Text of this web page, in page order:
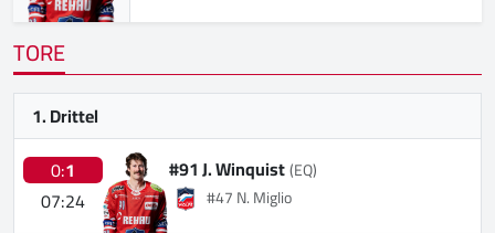
TORE
1. Drittel
0:1
07:24
#91 J. Winquist(EQ)
#47 N. Miglio